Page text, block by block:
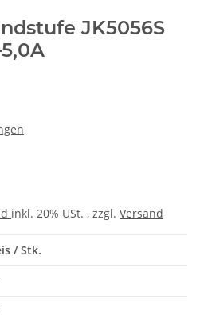
JK5056S
inkl. 20% USt. , zzgl. Versand
/ Stk.